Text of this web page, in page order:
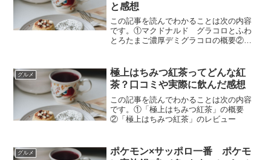
と感想
この記事を読んでわかることは次の内容
です。①マクドナルド グラコロとふわ
とろたまご濃厚デミグラコロの概要②マ
グルメ
極上はちみつ紅茶ってどんな紅
茶？口コミや実際に飲んだ感想
この記事を読んでわかることは次の内容
です。①「極上はちみつ紅茶」の概要
②「極上はちみつ紅茶」のレビュー
グルメ
ポケモン×サッポロ一番 ポケモ